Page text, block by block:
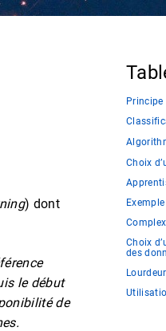
) dont
le début
de
Principe
Choix
Exemple
Choix
des